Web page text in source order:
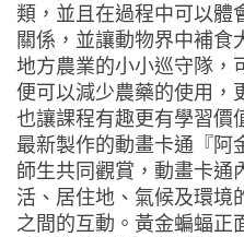
類，並且在過程中可以體
關係，並讓動物界中補食
地方農業的小小巡守隊，
便可以減少農藥的使用，
也讓課程有趣更有學習價
最新製作的動畫卡通『阿
師生共同觀賞，動畫卡通
活、居住地、氣候及環境
之間的互動。黃金蝙蝠正